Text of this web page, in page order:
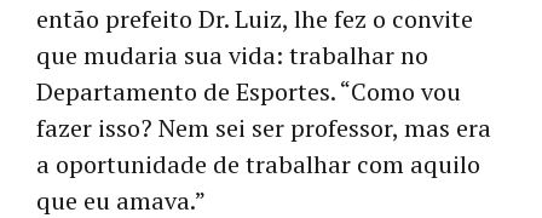
então prefeito Dr. Luiz, lhe fez o convite
que mudaria sua vida: trabalhar no
Departamento de Esportes. “Como vou
fazer isso? Nem sei ser professor, mas era
a oportunidade de trabalhar com aquilo
que eu amava.”